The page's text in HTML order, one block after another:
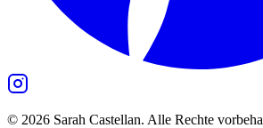
© 2026 Sarah Castellan. Alle Rechte